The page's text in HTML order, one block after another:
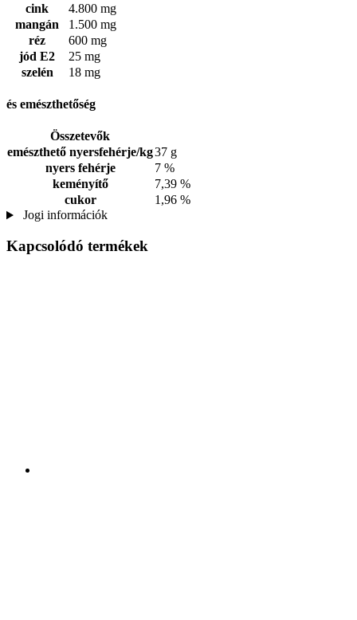
cink
4.800 mg
mangán
1.500 mg
réz
600 mg
jód E2
25 mg
szelén
18 mg
és emészthetőség
Összetevők
emészthető nyersfehérje/kg37 g
nyers fehérje
7 %
keményítő
7,39 %
cukor
1,96 %
Jogi információk
Kapcsolódó termékek